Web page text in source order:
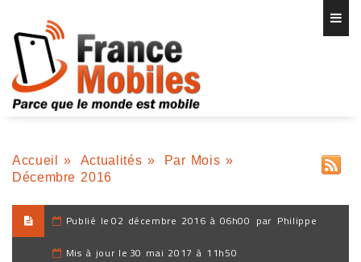
Accueil » Actualités » Par Mois »
Décembre 2016
Publié le 02 décembre 2016 à 06h00 par Philippe
Mis à jour le 30 mai 2017 à 11h50